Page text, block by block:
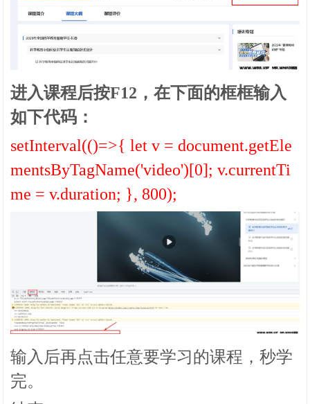
进入课程后按F12，在下面的框框输入
如下代码：
setInterval(()=>{ let v = document.getEle
mentsByTagName('video')[0]; v.currentTi
me = v.duration; }, 800);
输入后再点击任意要学习的课程，秒学
完。